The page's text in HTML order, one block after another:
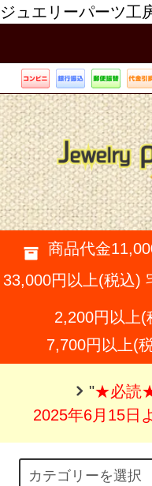
ジュエリーパーツ工
商品代金
33,000円以上(税込)
2,200円以上
7,700円以上(
"★必読
2025年6月15日